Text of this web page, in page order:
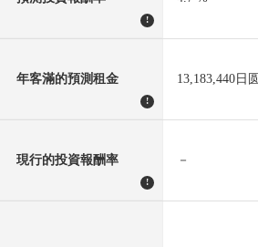
!
年客滿的預測租金
!
13,183,440日圆
現行的投資報酬率
!
－